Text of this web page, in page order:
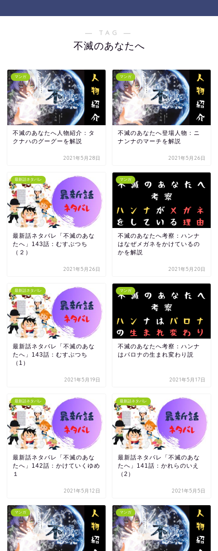
― TAG ―
不滅のあなたへ
マンガ
不滅のあなたへ人物紹介：タ
クナハのグーグーを解説
2021年5月28日
マンガ
不滅のあなたへ登場人物：ニ
ナンナのマーチを解説
2021年5月26日
最新話ネタバレ
最新話ネタバレ「不滅のあな
たへ」143話：むすぶつち
（２）
2021年5月26日
マンガ
不滅のあなたへ考察：ハンナ
はなぜメガネをかけているの
かを解説
2021年5月20日
最新話ネタバレ
最新話ネタバレ「不滅のあな
たへ」143話：むすぶつち
（1）
2021年5月19日
マンガ
不滅のあなたへ考察：ハンナ
はパロナの生まれ変わり説
2021年5月17日
最新話ネタバレ
最新話ネタバレ「不滅のあな
たへ」142話：かけていくゆめ
１
2021年5月12日
最新話ネタバレ
最新話ネタバレ「不滅のあな
たへ」141話：かれらのいえ
（2）
2021年5月5日
マンガ マンガ